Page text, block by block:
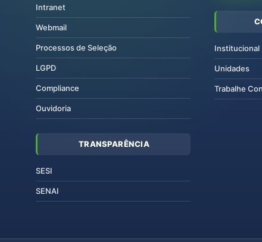
Intranet
Webmail
Processos de Seleção
LGPD
Compliance
Ouvidoria
TRANSPARÊNCIA
SESI
SENAI
Institucional
Unidades
Trabalhe